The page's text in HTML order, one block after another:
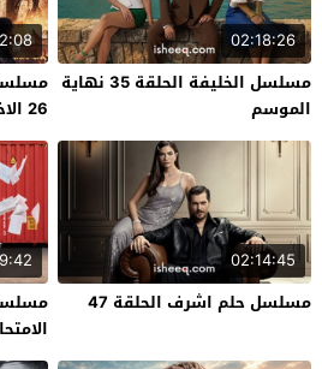
02:18:26
مسلسل الخليفة الحلقة 35 نهاية
الموسم
26 الاخيرة
02:14:45
مسلسل حلم اشرف الحلقة 47
الامتحان